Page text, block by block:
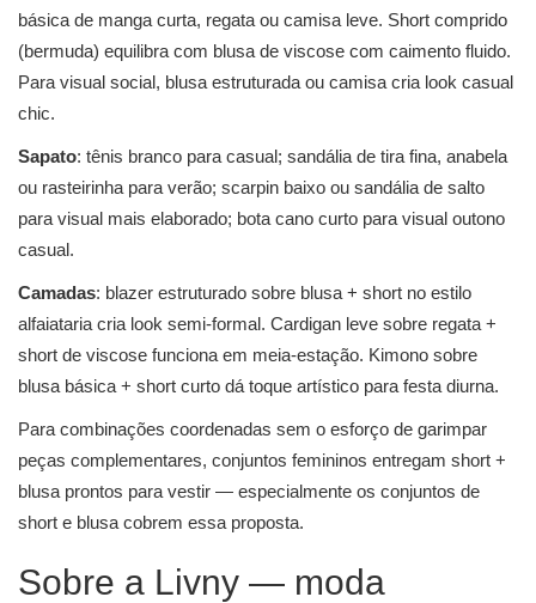
básica de manga curta, regata ou camisa leve. Short comprido
(bermuda) equilibra com blusa de viscose com caimento fluido.
Para visual social, blusa estruturada ou camisa cria look casual
chic.
Sapato: tênis branco para casual; sandália de tira fina, anabela
ou rasteirinha para verão; scarpin baixo ou sandália de salto
para visual mais elaborado; bota cano curto para visual outono
casual.
Camadas: blazer estruturado sobre blusa + short no estilo
alfaiataria cria look semi-formal. Cardigan leve sobre regata +
short de viscose funciona em meia-estação. Kimono sobre
blusa básica + short curto dá toque artístico para festa diurna.
Para combinações coordenadas sem o esforço de garimpar
peças complementares, conjuntos femininos entregam short +
blusa prontos para vestir — especialmente os conjuntos de
short e blusa cobrem essa proposta.
Sobre a Livny — moda